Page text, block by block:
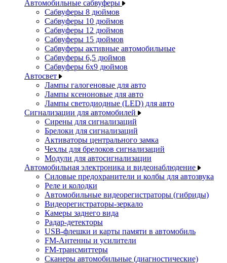
Автомобильные сабвуферы
Сабвуферы 8 дюймов
Сабвуферы 10 дюймов
Сабвуферы 12 дюймов
Сабвуферы 15 дюймов
Сабвуферы активные автомобильные
Сабвуферы 6,5 дюймов
Сабвуферы 6x9 дюймов
Автосвет
Лампы галогеновые для авто
Лампы ксеноновые для авто
Лампы светодиодные (LED) для авто
Сигнализации для автомобилей
Сирены для сигнализаций
Брелоки для сигнализаций
Активаторы центрального замка
Чехлы для брелоков сигнализаций
Модули для автосигнализации
Автомобильная электроника и видеонаблюдение
Силовые предохранители и колбы для автозвука
Реле и колодки
Автомобильные видеорегистраторы (гибриды)
Видеорегистраторы-зеркало
Камеры заднего вида
Радар-детекторы
USB-флешки и карты памяти в автомобиль
FM-Антенны и усилители
FM-трансмиттеры
Сканеры автомобильные (диагностические)